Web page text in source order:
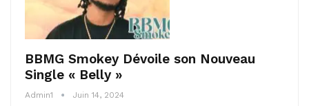
BBMG Smokey Dévoile son Nouveau
Single « Belly »
Admin1 Juin 14, 2024